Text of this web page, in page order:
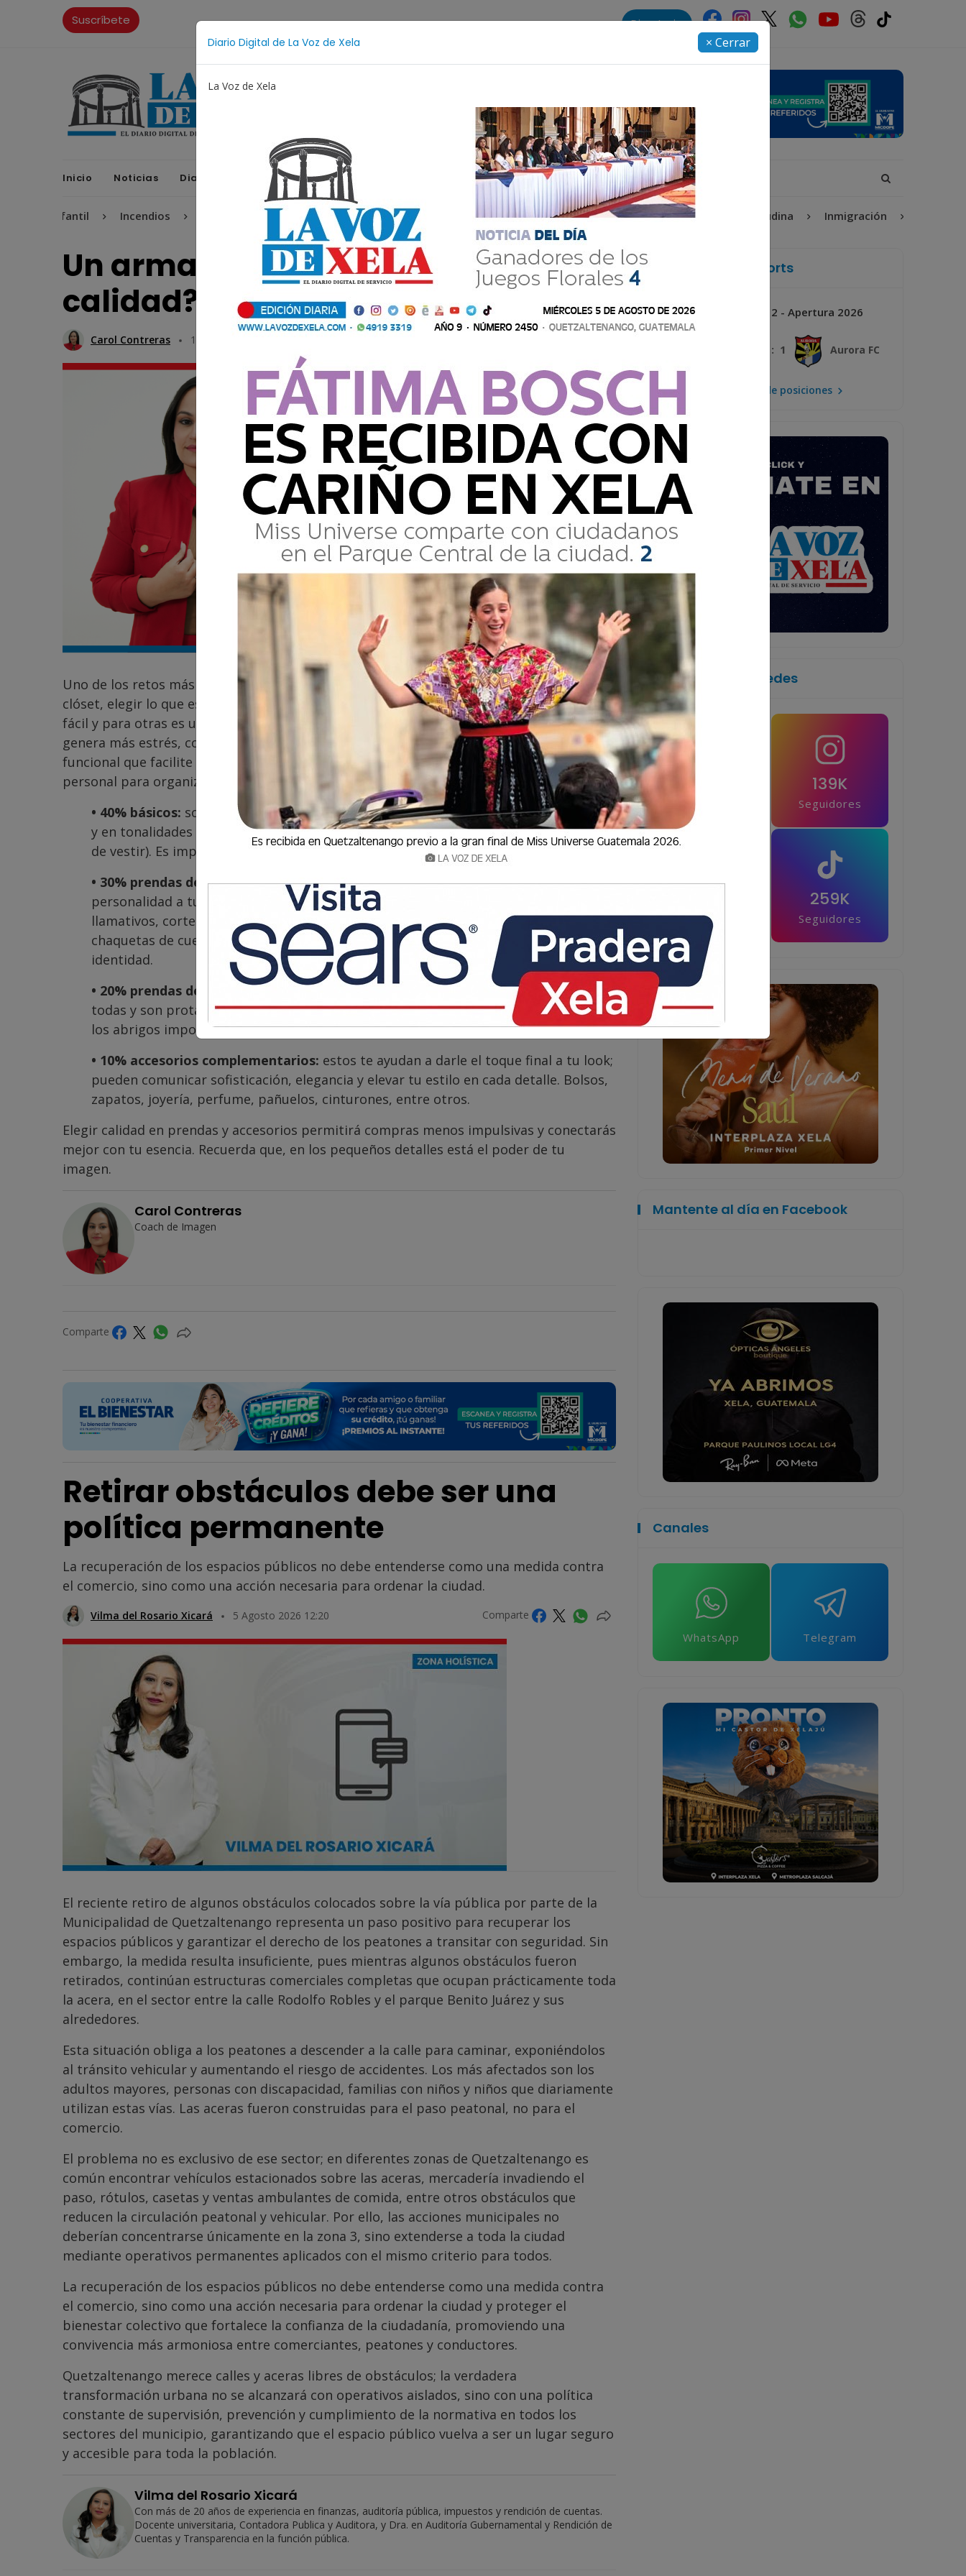
Diario Digital de La Voz de Xela × Cerrar
La Voz de Xela
Suscríbete Directorio
Inicio Noticias Diario Digital Opiniones La Voz de Xela Sports Contáctanos LA VOZ 25
Incendios Festival de Bandas 2026 Proceso Judicial Fátima Bosch Desaparecida Alerta Isabel-Claudina Inmigración Torneo Apertura
Un armario funcional, ¿cantidad o
calidad?
Carol Contreras 11 Mayo 2026 12:00
Uno de los retos más grandes en casa y con mis clientas es realizar desintoxicación de
clóset, elegir lo que está bien, lo que se usa y lo que debe desecharse. A algunas les es
fácil y para otras es un poco más difícil. Pero la acumulación de prendas innecesarias
genera más estrés, confusión y desorden. Sin embargo, sí podemos trabajar un armario
funcional que facilite los días y exprese tu personalidad. Existe una regla clave en imagen
personal para organizar tus prendas y ser estratégica en las compras.
• 40% básicos: son la base de tus looks; deben ser atemporales, fáciles de combinar
y en tonalidades neutras y lisas (blazer, camisas, jeans, vestidos simples, pantalones
de vestir). Es importante elegir calidad sobre cantidad.
• 30% prendas de acento:estas son las que agregan color, diseño, textura y
personalidad a tus looks. Puedes agregar prendas en estampados, colores
llamativos, cortes diferentes, algunas tendencias como las faldas de encaje,
chaquetas de cuero o blusas de seda. Este porcentaje permite que tu imagen tenga
identidad.
• 20% prendas de impacto:
son las prendas que generan presencia, destacan entre
todas y son protagonistas cuando las usas. Aquí pueden estar los vestidos de fiesta,
los abrigos imponentes, una pieza de diseñador o una prenda en un color vibrante.
• 10% accesorios complementarios: estos te ayudan a darle el toque final a tu look;
pueden comunicar sofisticación, elegancia y elevar tu estilo en cada detalle. Bolsos,
zapatos, joyería, perfume, pañuelos, cinturones, entre otros.
Elegir calidad en prendas y accesorios permitirá compras menos impulsivas y conectarás
mejor con tu esencia. Recuerda que, en los pequeños detalles está el poder de tu
imagen.
Carol Contreras
Coach de Imagen
Comparte
Retirar obstáculos debe ser una
política permanente
La recuperación de los espacios públicos no debe entenderse como una medida contra
el comercio, sino como una acción necesaria para ordenar la ciudad.
Vilma del Rosario Xicará 5 Agosto 2026 12:20 Comparte
El reciente retiro de algunos obstáculos colocados sobre la vía pública por parte de la
Municipalidad de Quetzaltenango representa un paso positivo para recuperar los
espacios públicos y garantizar el derecho de los peatones a transitar con seguridad. Sin
embargo, la medida resulta insuficiente, pues mientras algunos obstáculos fueron
retirados, continúan estructuras comerciales completas que ocupan prácticamente toda
la acera, en el sector entre la calle Rodolfo Robles y el parque Benito Juárez y sus
alrededores.
Esta situación obliga a los peatones a descender a la calle para caminar, exponiéndolos
al tránsito vehicular y aumentando el riesgo de accidentes. Los más afectados son los
adultos mayores, personas con discapacidad, familias con niños y niños que diariamente
utilizan estas vías. Las aceras fueron construidas para el paso peatonal, no para el
comercio.
El problema no es exclusivo de ese sector; en diferentes zonas de Quetzaltenango es
común encontrar vehículos estacionados sobre las aceras, mercadería invadiendo el
paso, rótulos, casetas y ventas ambulantes de comida, entre otros obstáculos que
reducen la circulación peatonal y vehicular. Por ello, las acciones municipales no
deberían concentrarse únicamente en la zona 3, sino extenderse a toda la ciudad
mediante operativos permanentes aplicados con el mismo criterio para todos.
La recuperación de los espacios públicos no debe entenderse como una medida contra
el comercio, sino como una acción necesaria para ordenar la ciudad y proteger el
bienestar colectivo que fortalece la confianza de la ciudadanía, promoviendo una
convivencia más armoniosa entre comerciantes, peatones y conductores.
Quetzaltenango merece calles y aceras libres de obstáculos; la verdadera
transformación urbana no se alcanzará con operativos aislados, sino con una política
constante de supervisión, prevención y cumplimiento de la normativa en todos los
sectores del municipio, garantizando que el espacio público vuelva a ser un lugar seguro
y accesible para toda la población.
Vilma del Rosario Xicará
Con más de 20 años de experiencia en finanzas, auditoría pública, impuestos y rendición de cuentas.
Docente universitaria, Contadora Publica y Auditora, y Dra. en Auditoría Gubernamental y Rendición de
Cuentas y Transparencia en la función pública.
La Voz de Xela Sports
Próximo Jornada 2 - Apertura 2026
3 : 1 Aurora FC
Mira la tabla de posiciones
Síguenos en las redes
139K
Seguidores
Seguidores
259K
Seguidores
Mantente al día en Facebook
Canales
WhatsApp Telegram